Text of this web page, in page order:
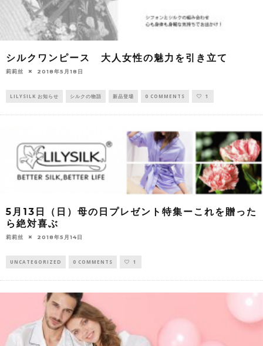
シルクワンピース 大人女性の魅力を引き立て
莉莉丝 2018年5月18日
LILYSILK お知らせ シルクの物語 新品登場 0 COMMENTS 1
5月13日（日）母の日プレゼント特集ーこれを贈った
ら絶対喜ぶ
莉莉丝 2018年5月14日
UNCATEGORIZED 0 COMMENTS 1